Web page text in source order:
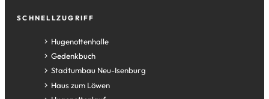
SCHNELLZUGRIFF
Hugenottenhalle
(Öffnet
in
einem
neuen
Gedenkbuch
(Öffnet
in
einem
Stadtumbau Neu-Isenburg
(Öffnet
in Haus zum Löwen
(Öffnet